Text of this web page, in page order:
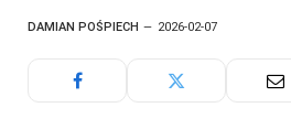
DAMIAN POŚPIECH 2026-02-07